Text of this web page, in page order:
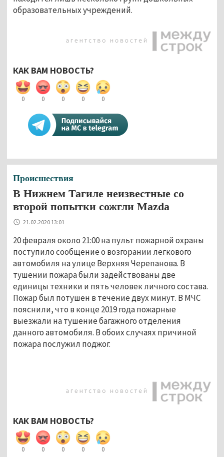
образовательных учреждений.
КАК ВАМ НОВОСТЬ?
0 0 0 0 0
Происшествия
В Нижнем Тагиле неизвестные со
второй попытки сожгли Mazda
21.02.2020 13:01
20 февраля около 21:00 на пульт пожарной охраны
поступило сообщение о возгорании легкового
автомобиля на улице Верхняя Черепанова. В
тушении пожара были задействованы две
единицы техники и пять человек личного состава.
Пожар был потушен в течение двух минут. В МЧС
пояснили, что в конце 2019 года пожарные
выезжали на тушение багажного отделения
данного автомобиля. В обоих случаях причиной
пожара послужил поджог.
КАК ВАМ НОВОСТЬ?
0 0 0 0 0